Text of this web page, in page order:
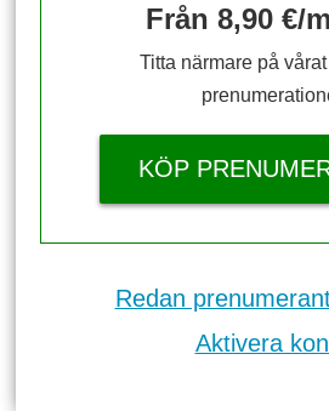
Från 8,90 €/
Titta närmare på
KÖP
Redan
Aktivera